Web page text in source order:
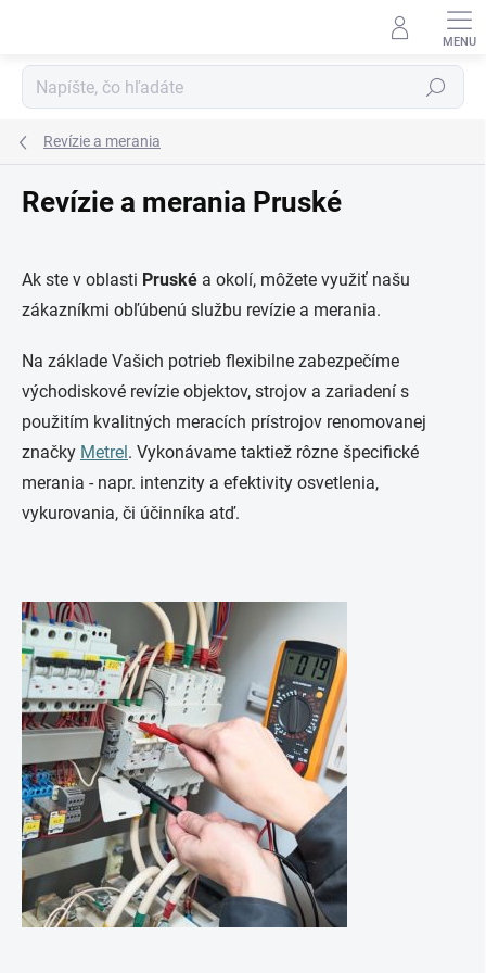
Hľadať
Revízie a merania
Revízie a merania Pruské
Ak ste v oblasti Pruské a okolí, môžete využiť našu
zákazníkmi obľúbenú službu revízie a merania.
Na základe Vašich potrieb flexibilne zabezpečíme
východiskové revízie objektov, strojov a zariadení s
použitím kvalitných meracích prístrojov renomovanej
značky Metrel. Vykonávame taktiež rôzne špecifické
merania - napr. intenzity a efektivity osvetlenia,
vykurovania, či účinníka atď.